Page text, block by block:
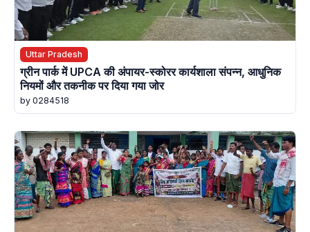
Uttar Pradesh
ग्रीन पार्क में UPCA की अंपायर-स्कोरर कार्यशाला संपन्न, आधुनिक
नियमों और तकनीक पर दिया गया जोर
by 0284518